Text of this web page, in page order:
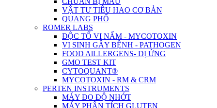
VẬT TƯ TIÊU HAO CƠ BẢN
QUANG PHỔ
ROMER LABS
ĐỘC TỐ VI NẤM - MYCOTOXIN
VI SINH GÂY BỆNH - PATHOGEN
FOOD AlLLERGENS- DỊ ỨNG
GMO TEST KIT
CYTOQUANT®
MYCOTOXIN - RM & CRM
PERTEN INSTRUMENTS
MÁY ĐO ĐỘ NHỚT
MÁY PHÂN TÍCH GLUTEN